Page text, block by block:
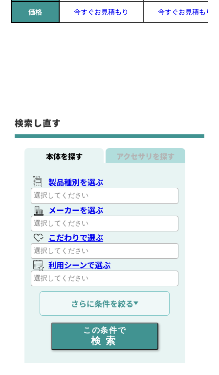
価格 今すぐお見積もり 今すぐお見積もり
検索し直す
本体を探す アクセサリを探す
製品種別を選ぶ
メーカーを選ぶ
こだわりで選ぶ
利用シーンで選ぶ
通信距離を選ぶ
出力を選ぶ
同時通話人数を選ぶ
さらに条件を絞る
この条件で
検索